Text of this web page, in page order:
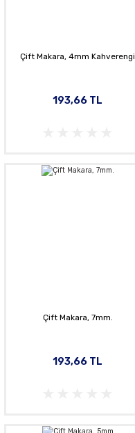
Çift Makara, 4mm Kahverengi
193,66 TL
Çift Makara, 7mm.
193,66 TL